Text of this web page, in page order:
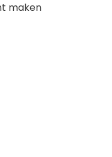
maken